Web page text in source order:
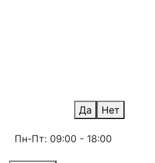
Пн-Пт: 09:00 - 18:00
Да
Нет